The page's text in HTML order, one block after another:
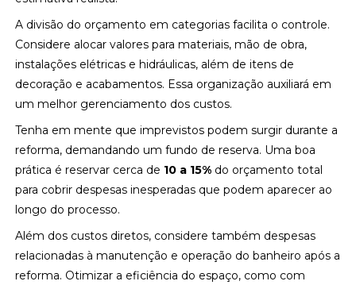
A divisão do orçamento em categorias facilita o controle.
Considere alocar valores para materiais, mão de obra,
instalações elétricas e hidráulicas, além de itens de
decoração e acabamentos. Essa organização auxiliará em
um melhor gerenciamento dos custos.
Tenha em mente que imprevistos podem surgir durante a
reforma, demandando um fundo de reserva. Uma boa
prática é reservar cerca de 10 a 15% do orçamento total
para cobrir despesas inesperadas que podem aparecer ao
longo do processo.
Além dos custos diretos, considere também despesas
relacionadas à manutenção e operação do banheiro após a
reforma. Otimizar a eficiência do espaço, como com